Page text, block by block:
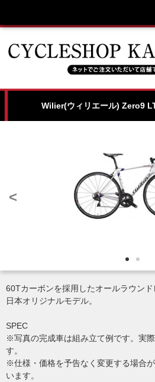
Wilier(ウィリエール) Zero9
<
60Tカーボンを採用したオールラウンド
日本オリジナルモデル。
SPEC
※写真の完成車は組み立て例です。実
す。
※仕様・価格を予告なく変更する場合
います。